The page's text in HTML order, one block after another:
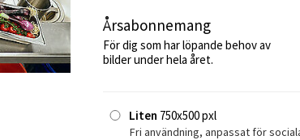
Årsabonnemang
För dig som har löpande behov av
bilder under hela året.
Liten 750x500 pxl
Fri användning, anpassat för